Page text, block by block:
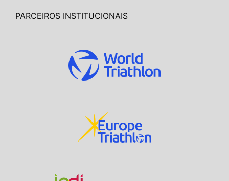
PARCEIROS INSTITUCIONAIS